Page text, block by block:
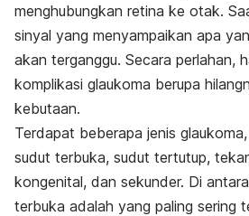
menghubungkan retina ke otak.
sinyal yang menyampaikan apa
akan terganggu. Secara perlahan,
komplikasi glaukoma berupa
kebutaan.
Terdapat beberapa jenis
sudut terbuka, sudut tertutup,
kongenital, dan sekunder. Di
terbuka adalah yang paling sering